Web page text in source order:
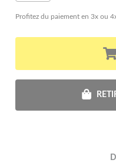
Profitez du paiement en 3x ou